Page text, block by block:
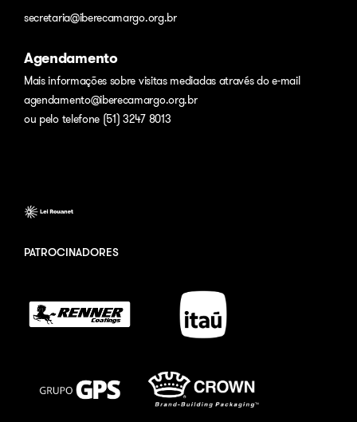
secretaria@iberecamargo.org.br
Agendamento
Mais informações sobre visitas mediadas através do e-mail
agendamento@iberecamargo.org.br
ou pelo telefone (51) 3247 8013
PATROCINADORES